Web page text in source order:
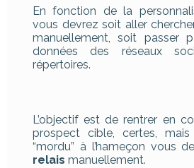
En fonction de la
vous devrez soit aller
manuellement, soit passer
données des réseaux
répertoires.
L’objectif est de rentrer en
prospect cible, certes,
“mordu” à l’hameçon vous
relais manuellement.